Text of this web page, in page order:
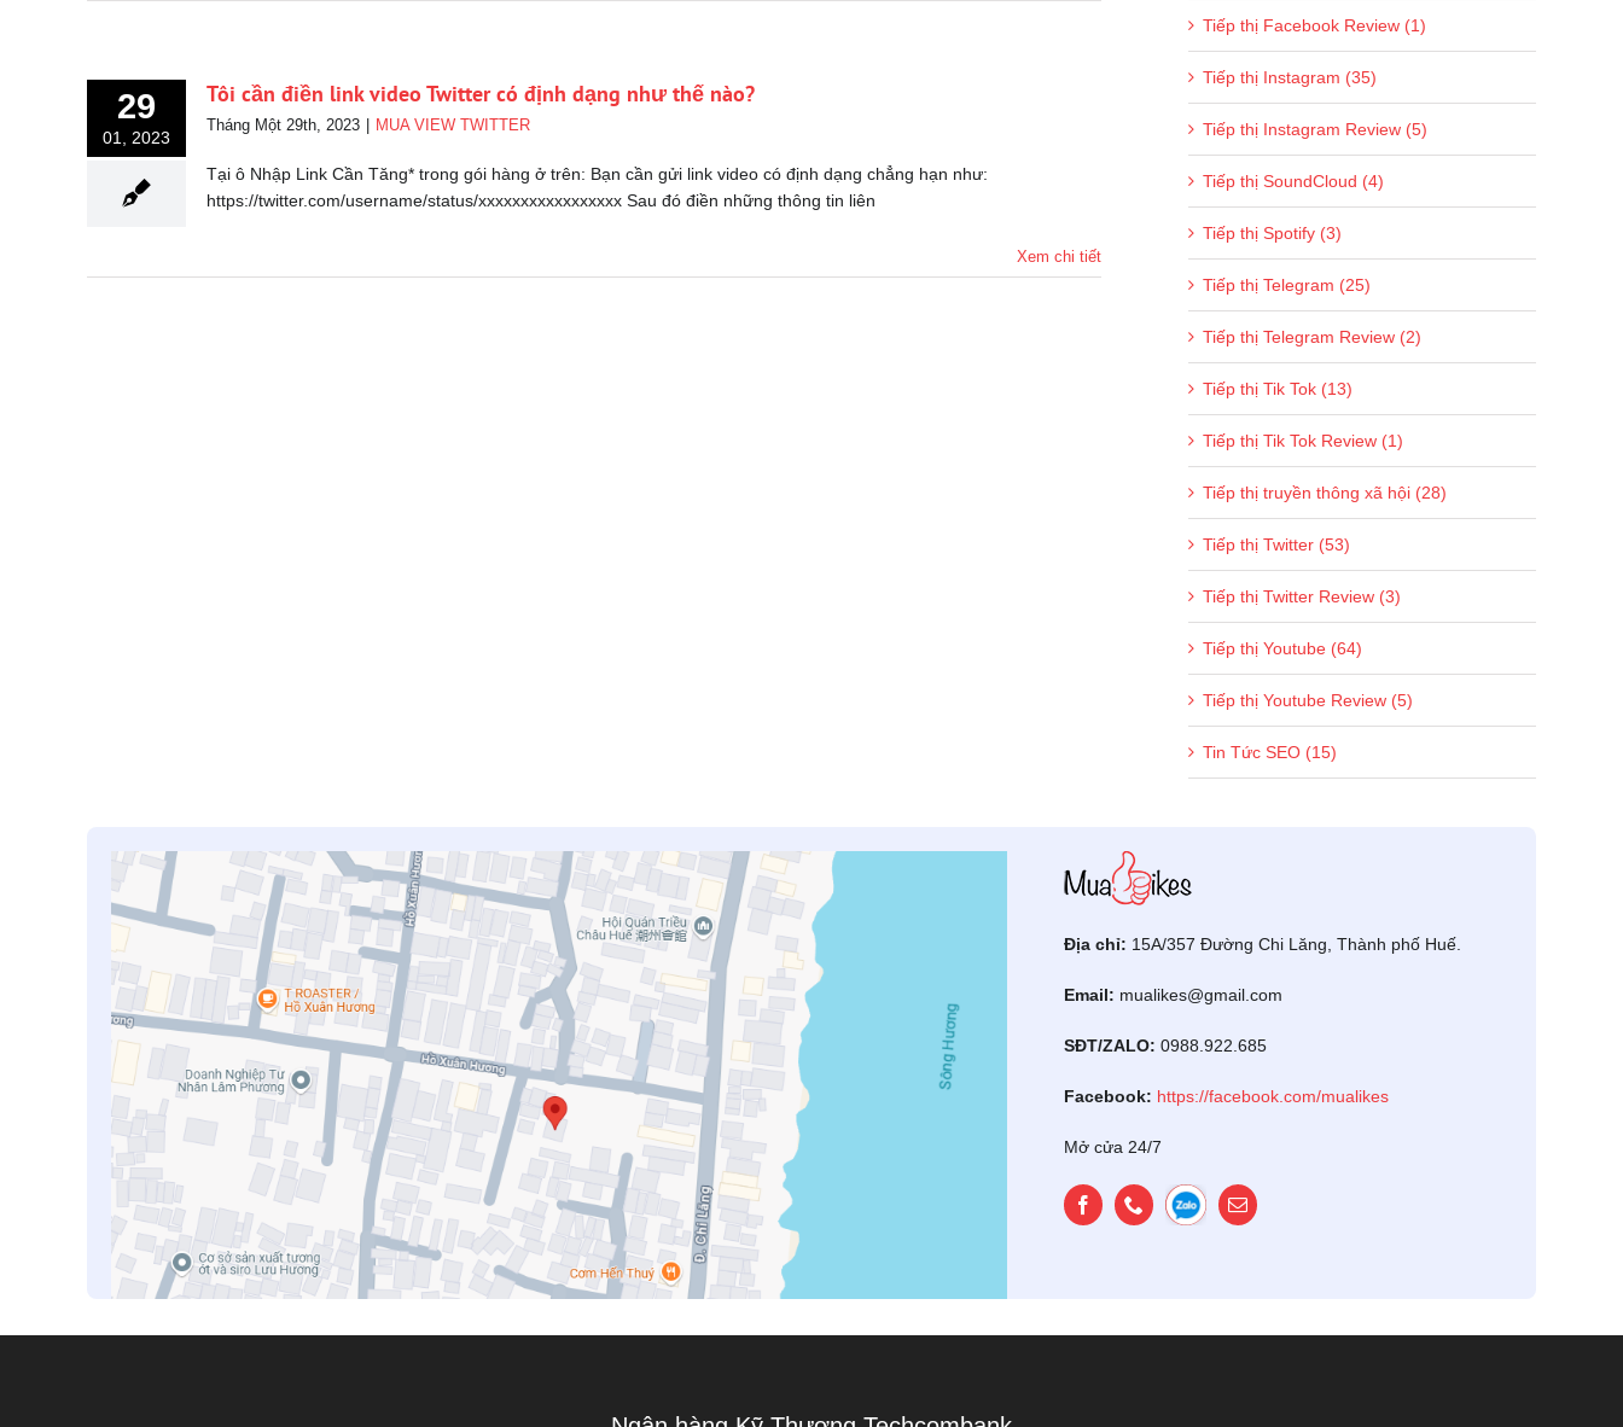
29
01, 2023
Tôi cần điền link video Twitter có định dạng như thế nào?
Tháng Một 29th, 2023 MUA VIEW TWITTER
Tại ô Nhập Link Cần Tăng* trong gói hàng ở trên: Bạn cần gửi link video có định dạng chẳng hạn như:
https://twitter.com/username/status/xxxxxxxxxxxxxxxxx Sau đó điền những thông tin liên
Xem chi tiết
Tiếp thị Facebook Review (1)
Tiếp thị Instagram (35)
Tiếp thị Instagram Review (5)
Tiếp thị SoundCloud (4)
Tiếp thị Spotify (3)
Tiếp thị Telegram (25)
Tiếp thị Telegram Review (2)
Tiếp thị Tik Tok (13)
Tiếp thị Tik Tok Review (1)
Tiếp thị truyền thông xã hội (28)
Tiếp thị Twitter (53)
Tiếp thị Twitter Review (3)
Tiếp thị Youtube (64)
Tiếp thị Youtube Review (5)
Tin Tức SEO (15)
Địa chỉ: 15A/357 Đường Chi Lăng, Thành phố Huế.
Email: mualikes@gmail.com
SĐT/ZALO: 0988.922.685
Facebook: https://facebook.com/mualikes
Mở cửa 24/7